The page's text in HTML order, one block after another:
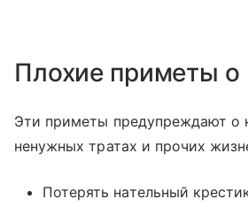
Плохие приметы о
Эти приметы предупреждают о
ненужных тратах и прочих
Потерять нательный